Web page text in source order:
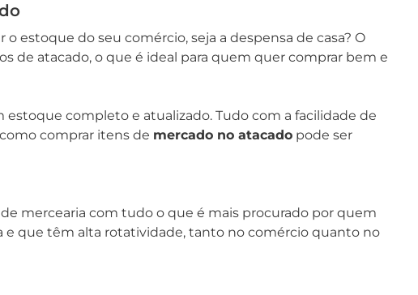
estoque do seu comércio, seja a despensa de casa? O
de atacado, o que é ideal para quem quer comprar bem e
completo e atualizado. Tudo com a facilidade de
comprar itens de mercado no atacado pode ser
mercearia com tudo o que é mais procurado por quem
e que têm alta rotatividade, tanto no comércio quanto no